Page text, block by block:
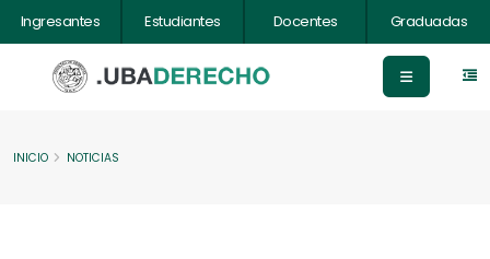
Ingresantes Estudiantes Docentes Graduadas
INICIO NOTICIAS